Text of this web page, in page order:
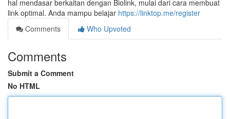
hal mendasar berkaitan dengan Biolink, mulai dari cara membuat
link optimal. Anda mampu belajar https://linktop.me/register
Comments
Who Upvoted
Comments
Submit a Comment
No HTML